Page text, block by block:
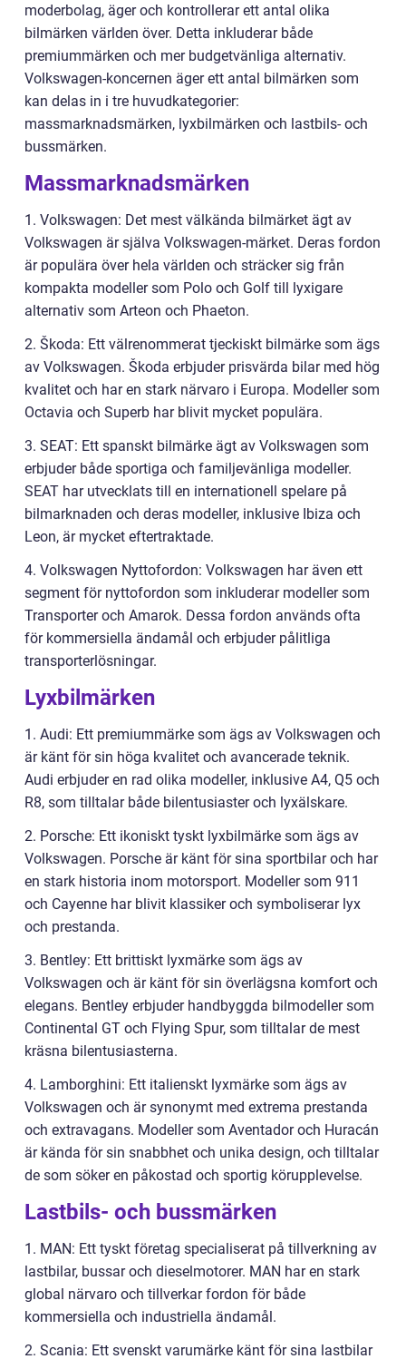
moderbolag, äger och kontrollerar ett antal olika
bilmärken världen över. Detta inkluderar både
premiummärken och mer budgetvänliga alternativ.
Volkswagen-koncernen äger ett antal bilmärken som
kan delas in i tre huvudkategorier:
massmarknadsmärken, lyxbilmärken och lastbils- och
bussmärken.
Massmarknadsmärken
1. Volkswagen: Det mest välkända bilmärket ägt av
Volkswagen är själva Volkswagen-märket. Deras fordon
är populära över hela världen och sträcker sig från
kompakta modeller som Polo och Golf till lyxigare
alternativ som Arteon och Phaeton.
2. Škoda: Ett välrenommerat tjeckiskt bilmärke som ägs
av Volkswagen. Škoda erbjuder prisvärda bilar med hög
kvalitet och har en stark närvaro i Europa. Modeller som
Octavia och Superb har blivit mycket populära.
3. SEAT: Ett spanskt bilmärke ägt av Volkswagen som
erbjuder både sportiga och familjevänliga modeller.
SEAT har utvecklats till en internationell spelare på
bilmarknaden och deras modeller, inklusive Ibiza och
Leon, är mycket eftertraktade.
4. Volkswagen Nyttofordon: Volkswagen har även ett
segment för nyttofordon som inkluderar modeller som
Transporter och Amarok. Dessa fordon används ofta
för kommersiella ändamål och erbjuder pålitliga
transporterlösningar.
Lyxbilmärken
1. Audi: Ett premiummärke som ägs av Volkswagen och
är känt för sin höga kvalitet och avancerade teknik.
Audi erbjuder en rad olika modeller, inklusive A4, Q5 och
R8, som tilltalar både bilentusiaster och lyxälskare.
2. Porsche: Ett ikoniskt tyskt lyxbilmärke som ägs av
Volkswagen. Porsche är känt för sina sportbilar och har
en stark historia inom motorsport. Modeller som 911
och Cayenne har blivit klassiker och symboliserar lyx
och prestanda.
3. Bentley: Ett brittiskt lyxmärke som ägs av
Volkswagen och är känt för sin överlägsna komfort och
elegans. Bentley erbjuder handbyggda bilmodeller som
Continental GT och Flying Spur, som tilltalar de mest
kräsna bilentusiasterna.
4. Lamborghini: Ett italienskt lyxmärke som ägs av
Volkswagen och är synonymt med extrema prestanda
och extravagans. Modeller som Aventador och Huracán
är kända för sin snabbhet och unika design, och tilltalar
de som söker en påkostad och sportig körupplevelse.
Lastbils- och bussmärken
1. MAN: Ett tyskt företag specialiserat på tillverkning av
lastbilar, bussar och dieselmotorer. MAN har en stark
global närvaro och tillverkar fordon för både
kommersiella och industriella ändamål.
2. Scania: Ett svenskt varumärke känt för sina lastbilar